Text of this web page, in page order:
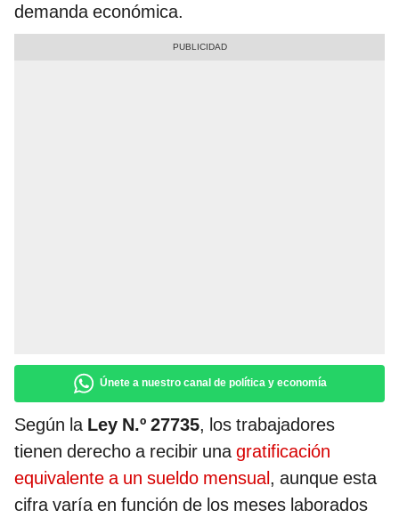
demanda económica.
Únete a nuestro canal de política y economía
Según la Ley N.º 27735, los trabajadores
tienen derecho a recibir unagratificación
equivalente a un sueldo mensual, aunque esta
cifra varía en función de los meses laborados